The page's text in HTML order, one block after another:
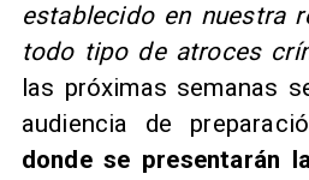
establecido en nuestra
todo tipo de atroces
las próximas semanas
audiencia de
donde se presentarán